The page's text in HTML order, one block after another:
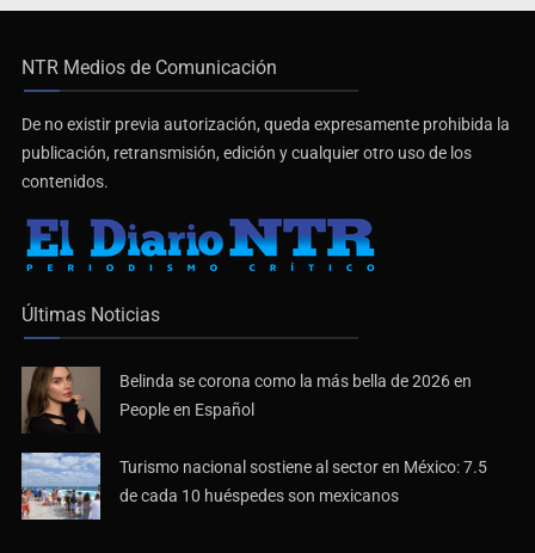
vecinos en Mirador de San Isidro
Ciclosporiasis no representa un riesgo epidemiológico
masivo
NTR Medios de Comunicación
De no existir previa autorización, queda expresamente prohibida la
publicación, retransmisión, edición y cualquier otro uso de los
contenidos.
Últimas Noticias
Belinda se corona como la más bella de 2026 en
People en Español
Turismo nacional sostiene al sector en México: 7.5
de cada 10 huéspedes son mexicanos